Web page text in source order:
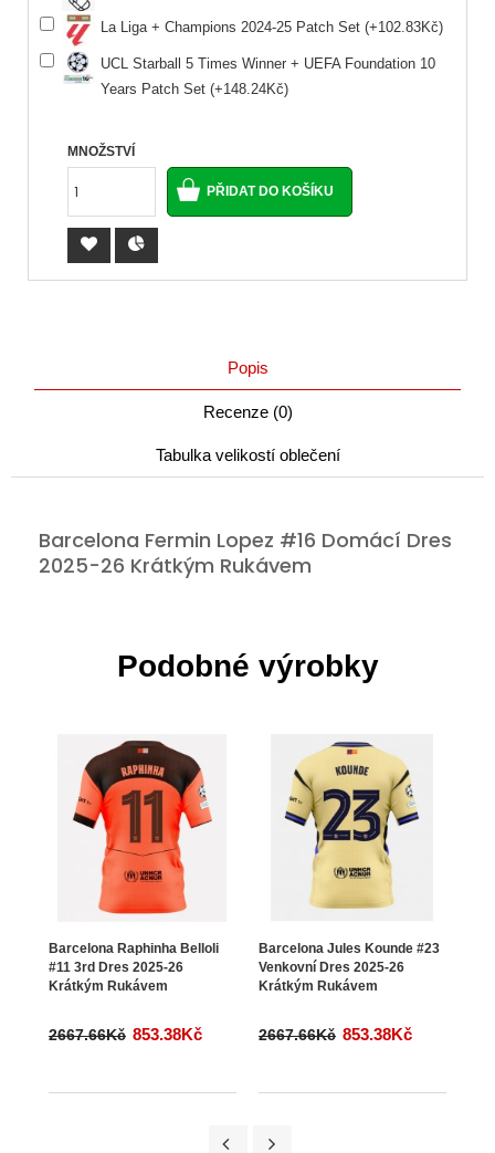
La Liga + Champions 2024-25 Patch Set (+102.83Kč)
UCL Starball 5 Times Winner + UEFA Foundation 10
Years Patch Set (+148.24Kč)
MNOŽSTVÍ
Popis
Recenze (0)
Tabulka velikostí oblečení
Barcelona Fermin Lopez #16 Domácí Dres
2025-26 Krátkým Rukávem
Podobné výrobky
Barcelona Raphinha Belloli
#11 3rd Dres 2025-26
Krátkým Rukávem
2667.66Kč 853.38Kč
Barcelona Jules Kounde #23
Venkovní Dres 2025-26
Krátkým Rukávem
2667.66Kč 853.38Kč